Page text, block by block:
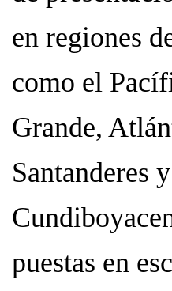
en regiones
como el
Grande,
Santanderes y
puestas en